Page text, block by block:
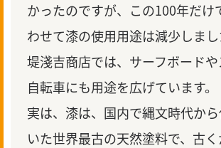
かったのですが、この100年だけ
わせて漆の使用用途は減少しま
堤淺吉商店では、サーフボードや
自転車にも用途を広げています。
実は、漆は、国内で縄文時代か
いた世界最古の天然塗料で、古